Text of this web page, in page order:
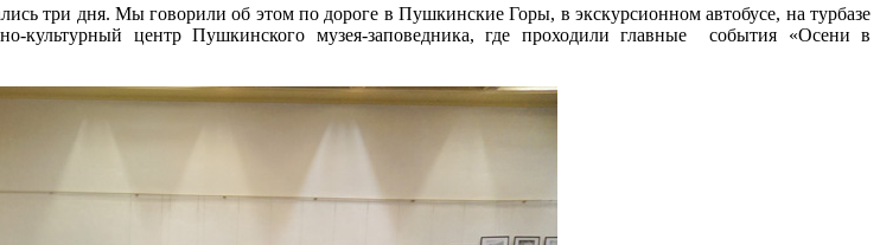
три дня. Мы говорили об этом по дороге в Пушкинские Горы, в экскурсионном автобусе, на турбазе
центр Пушкинского музея-заповедника, где проходили главные события «Осени в